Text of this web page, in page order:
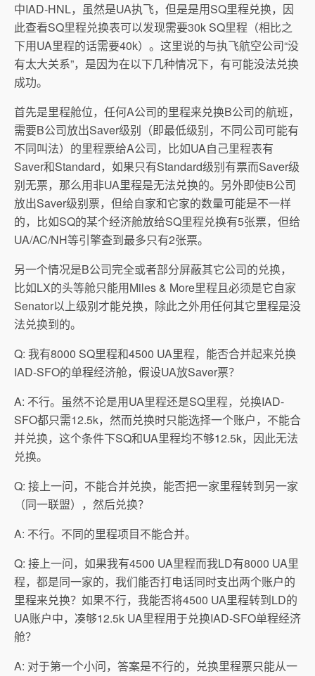
中IAD-HNL，虽然是UA执飞，但是是用SQ里程兑换，因
此查看SQ里程兑换表可以发现需要30k SQ里程（相比之
下用UA里程的话需要40k）。这里说的与执飞航空公司“没
有太大关系”，是因为在以下几种情况下，有可能没法兑换
成功。
首先是里程舱位，任何A公司的里程来兑换B公司的航班，
需要B公司放出Saver级别（即最低级别，不同公司可能有
不同叫法）的里程票给A公司，比如UA自己里程表有
Saver和Standard，如果只有Standard级别有票而Saver级
别无票，那么用非UA里程是无法兑换的。另外即使B公司
放出Saver级别票，但给自家和它家的数量可能是不一样
的，比如SQ的某个经济舱放给SQ里程兑换有5张票，但给
UA/AC/NH等引擎查到最多只有2张票。
另一个情况是B公司完全或者部分屏蔽其它公司的兑换，
比如LX的头等舱只能用Miles & More里程且必须是它自家
Senator以上级别才能兑换，除此之外用任何其它里程是没
法兑换到的。
Q: 我有8000 SQ里程和4500 UA里程，能否合并起来兑换
IAD-SFO的单程经济舱，假设UA放Saver票？
A: 不行。虽然不论是用UA里程还是SQ里程，兑换IAD-
SFO都只需12.5k，然而兑换时只能选择一个账户，不能合
并兑换，这个条件下SQ和UA里程均不够12.5k，因此无法
兑换。
Q: 接上一问，不能合并兑换，能否把一家里程转到另一家
（同一联盟），然后兑换？
A: 不行。不同的里程项目不能合并。
Q: 接上一问，如果我有4500 UA里程而我LD有8000 UA里
程，都是同一家的，我们能否打电话同时支出两个账户的
里程来兑换？如果不行，我能否将4500 UA里程转到LD的
UA账户中，凑够12.5k UA里程用于兑换IAD-SFO单程经济
舱？
A: 对于第一个小问，答案是不行的，兑换里程票只能从一